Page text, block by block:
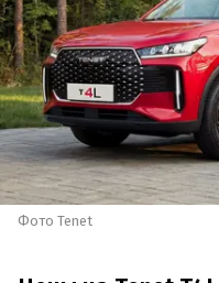
Фото Tenet